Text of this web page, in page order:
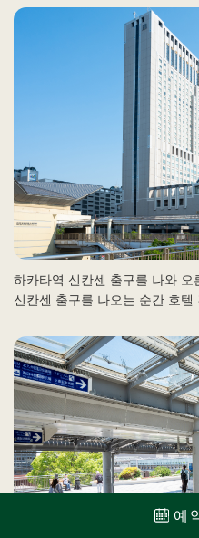
예
하카타역 신칸센 출구를 나와 오
신칸센 출구를 나오는 순간 호텔